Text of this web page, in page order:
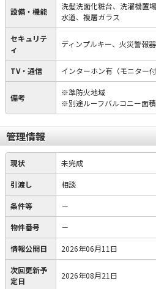
設備・機能
洗髪洗面化粧台、洗濯機置
水道、複層ガラス
セキュリテ
ィ
ディンプルキー、火災警報器
TV・通信 インターホン有（モニター付
備考
※準防火地域
※別途ルーフバルコニー面
管理情報
現状 未完成
引渡し 相談
条件等 －
物件番号 －
情報公開日 2026年06月11日
次回更新予
定日
2026年08月21日